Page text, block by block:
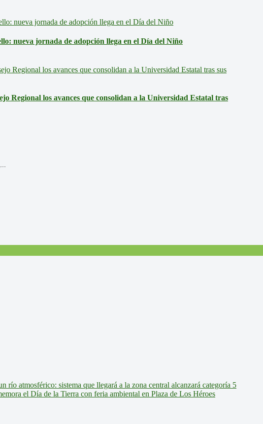
nueva jornada de adopción llega en el Día del Niño
Regional los avances que consolidan a la Universidad Estatal tras
río atmosférico: sistema que llegará a la zona central alcanzará categoría 5
el Día de la Tierra con feria ambiental en Plaza de Los Héroes